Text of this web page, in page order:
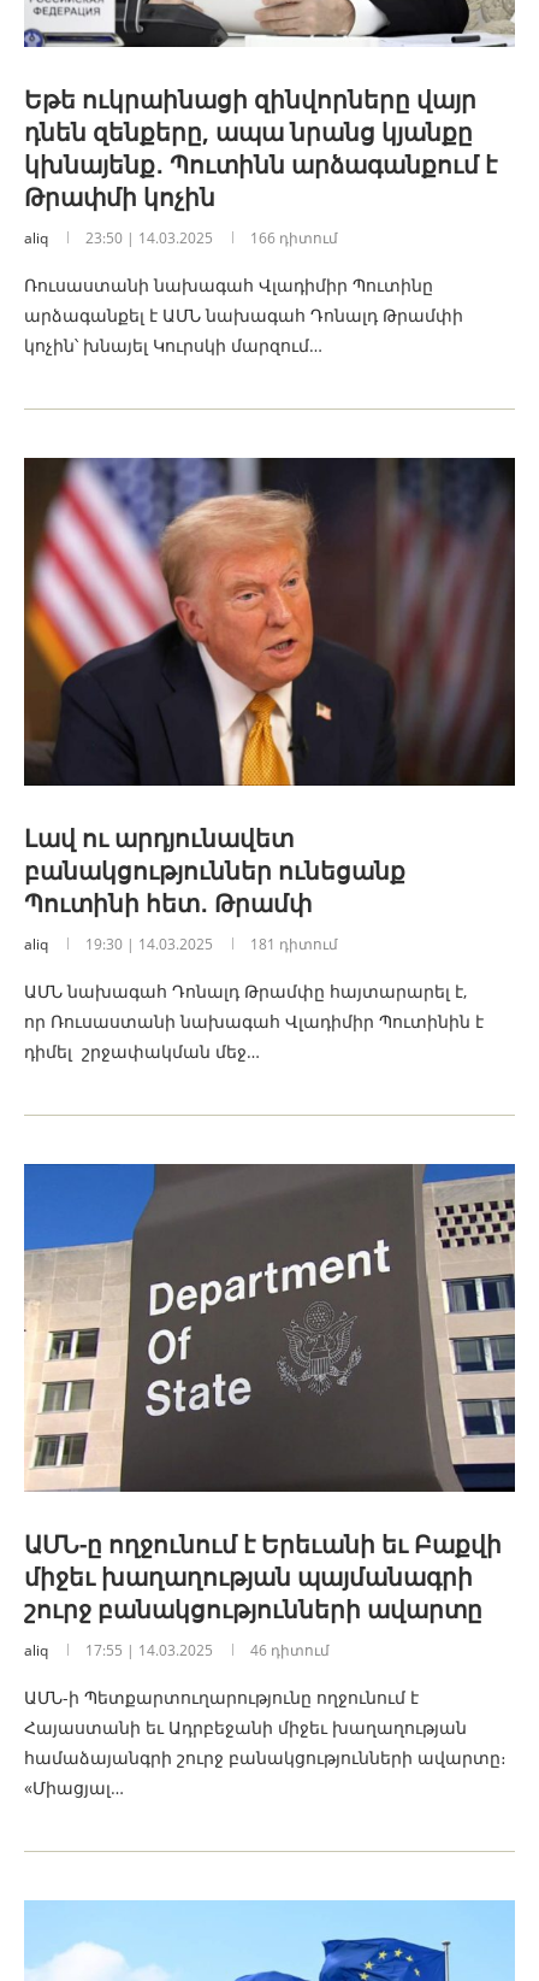
Եթե ուկրաինացի զինվորները վայր
դնեն զենքերը, ապա նրանց կյանքը
կխնայենք․ Պուտինն արձագանքում է
Թրափմի կոչին
aliq 23:50 | 14.03.2025 166 դիտում
Ռուսաստանի նախագահ Վլադիմիր Պուտինը
արձագանքել է ԱՄՆ նախագահ Դոնալդ Թրամփի
կոչին՝ խնայել Կուրսկի մարզում…
Լավ ու արդյունավետ
բանակցություններ ունեցանք
Պուտինի հետ․ Թրամփ
aliq 19:30 | 14.03.2025 181 դիտում
ԱՄՆ նախագահ Դոնալդ Թրամփը հայտարարել է,
որ Ռուսաստանի նախագահ Վլադիմիր Պուտինին է
դիմել շրջափակման մեջ…
ԱՄՆ-ը ողջունում է Երեւանի եւ Բաքվի
միջեւ խաղաղության պայմանագրի
շուրջ բանակցությունների ավարտը
aliq 17:55 | 14.03.2025 46 դիտում
ԱՄՆ-ի Պետքարտուղարությունը ողջունում է
Հայաստանի եւ Ադրբեջանի միջեւ խաղաղության
համաձայանգրի շուրջ բանակցությունների ավարտը։
«Միացյալ…